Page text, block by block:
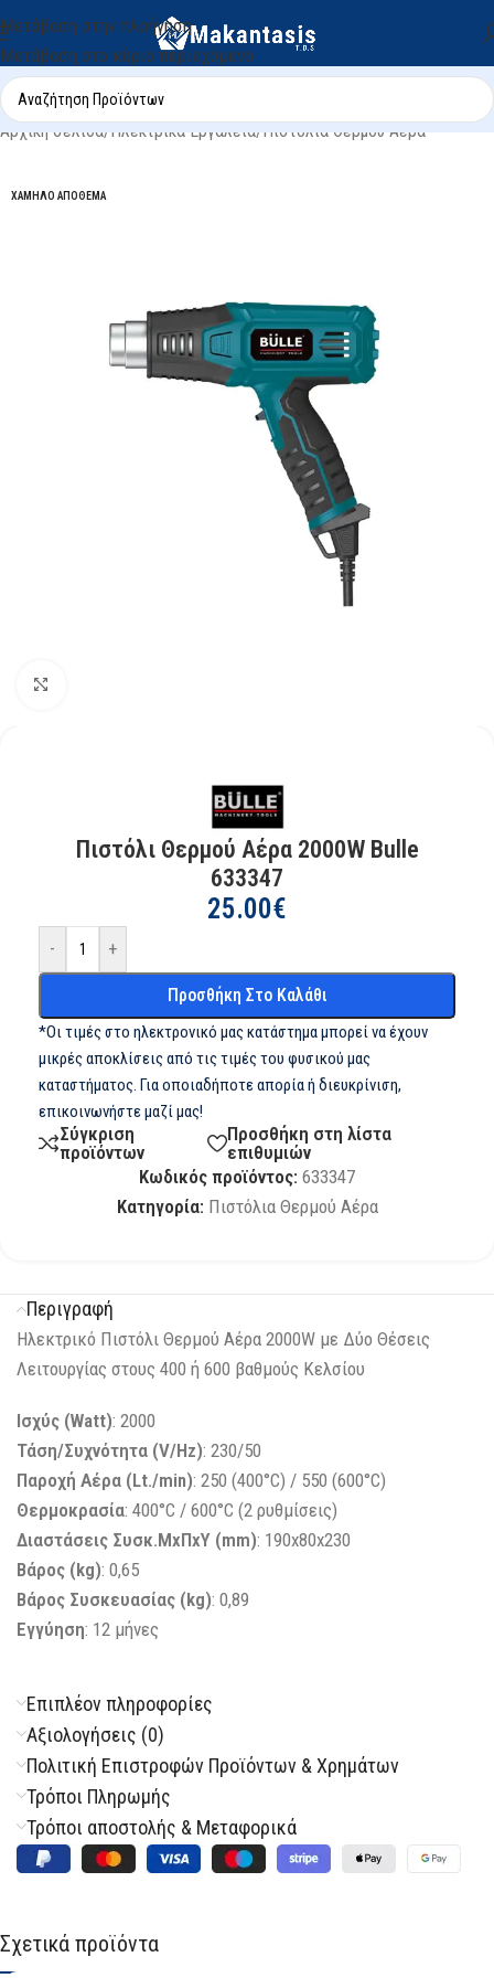
Μετάβαση στην πλοήγηση
Μετάβαση στο κύριο περιεχόμενο
Αρχική σελίδα/Ηλεκτρικά Εργαλεία/Πιστόλια Θερμού Αέρα
ΧΑΜΗΛΌ ΑΠΌΘΕΜΑ
Πιστόλι Θερμού Αέρα 2000W Bulle
633347
25.00€
- +
Προσθήκη Στο Καλάθι
*Οι τιμές στο ηλεκτρονικό μας κατάστημα μπορεί να έχουν
μικρές αποκλίσεις από τις τιμές του φυσικού μας
καταστήματος. Για οποιαδήποτε απορία ή διευκρίνιση,
επικοινωνήστε μαζί μας!
Σύγκριση
προϊόντων
Προσθήκη στη λίστα
επιθυμιών
Κωδικός προϊόντος: 633347
Κατηγορία: Πιστόλια Θερμού Αέρα
Περιγραφή
Ηλεκτρικό Πιστόλι Θερμού Αέρα 2000W με Δύο Θέσεις
Λειτουργίας στους 400 ή 600 βαθμούς Κελσίου
Ισχύς (Watt): 2000
Τάση/Συχνότητα (V/Hz): 230/50
Παροχή Αέρα (Lt./min): 250 (400°C) / 550 (600°C)
Θερμοκρασία: 400°C / 600°C (2 ρυθμίσεις)
Διαστάσεις Συσκ.ΜxΠxΥ (mm): 190x80x230
Βάρος (kg): 0,65
Βάρος Συσκευασίας (kg): 0,89
Εγγύηση: 12 μήνες
Επιπλέον πληροφορίες
Αξιολογήσεις (0)
Πολιτική Επιστροφών Προϊόντων & Χρημάτων
Τρόποι Πληρωμής
Τρόποι αποστολής & Μεταφορικά
Σχετικά προϊόντα